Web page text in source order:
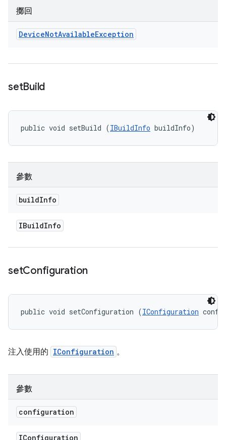
擲回
DeviceNotAvailableException
setBuild
public void setBuild (IBuildInfo buildInfo)
參數
buildInfo
IBuildInfo
setConfiguration
public void setConfiguration (IConfiguration
注入使用的 IConfiguration 。
參數
configuration
IConfiguration